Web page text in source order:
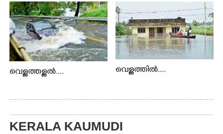
വെള്ളത്തള്ളൽ.... വെള്ളത്തിൽ....
KERALA KAUMUDI